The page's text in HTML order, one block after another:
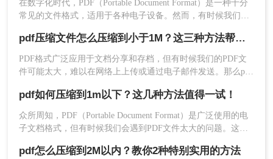
在数字化时代，PDF（Portable Document Format）是一种十分
常见的文件格式，适用于各种电子设备。然而，有时候我们会
文件时，文件大小可能会限制我们的操作。要解决这个问题，
我们需要将PDF文件压缩到1M以下的大小。在本文中，我们将
详细介绍如何将pdf压缩到1m以下方法。
pdf压缩文件怎么压缩到小于1M？这三种方法帮助你轻松完成压缩！
PDF格式广泛应用于文档分享和存档，但有时候我们的PDF文
件可能太大，难以在网络上上传或通过电子邮件发送。那么pdf
简单而有效的方法，帮助您将PDF压缩文件缩小到小于1M，使
文档更轻便，方便快捷地共享和传输。
pdf如何压缩到1m以下？这几种方法值得一试！
众所周知，PDF（Portable Document Format）是广泛使用的电
子文档格式，但有时候我们会遇到PDF文件太大的问题。这不
你想学会pdf如何压缩到1m以下，本文将为你提供一些简单高
pdf怎么压缩到2M以内？教你2种特别实用的方法